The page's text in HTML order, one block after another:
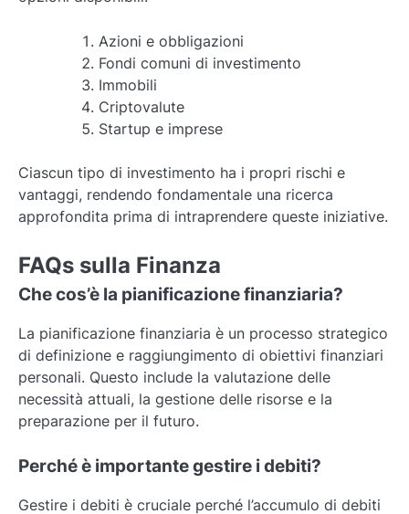
Azioni e obbligazioni
Fondi comuni di investimento
Immobili
Criptovalute
Startup e imprese
Ciascun tipo di investimento ha i propri rischi e
vantaggi, rendendo fondamentale una ricerca
approfondita prima di intraprendere queste iniziative.
FAQs sulla Finanza
Che cos’è la pianificazione finanziaria?
La pianificazione finanziaria è un processo strategico
di definizione e raggiungimento di obiettivi finanziari
personali. Questo include la valutazione delle
necessità attuali, la gestione delle risorse e la
preparazione per il futuro.
Perché è importante gestire i debiti?
Gestire i debiti è cruciale perché l’accumulo di debiti